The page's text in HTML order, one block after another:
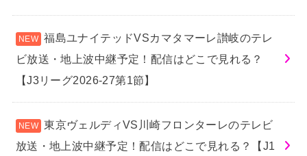
福島ユナイテッドVSカマタマーレ讃岐のテレ
ビ放送・地上波中継予定！配信はどこで見れる？
【J3リーグ2026-27第1節】
東京ヴェルディVS川崎フロンターレのテレビ
放送・地上波中継予定！配信はどこで見れる？【J1